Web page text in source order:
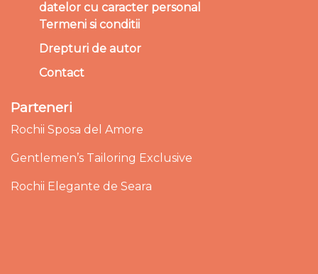
datelor cu caracter personal
Termeni si conditii
Drepturi de autor
Contact
Parteneri
Rochii Sposa del Amore
Gentlemen’s Tailoring Exclusive
Rochii Elegante de Seara